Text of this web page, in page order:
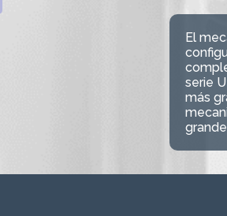
El
serie
más